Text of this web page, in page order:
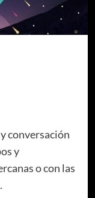
conversación
y
o con las